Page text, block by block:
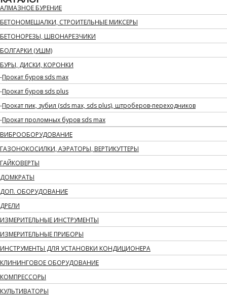
АЛМАЗНОЕ БУРЕНИЕ
БЕТОНОМЕШАЛКИ, СТРОИТЕЛЬНЫЕ МИКСЕРЫ
БЕТОНОРЕЗЫ, ШВОНАРЕЗЧИКИ
БОЛГАРКИ (УШМ)
БУРЫ, ДИСКИ, КОРОНКИ
Прокат буров sds max
Прокат буров sds plus
Прокат пик, зубил (sds max, sds plus), штроберов-переходников
Прокат проломных буров sds max
ВИБРООБОРУДОВАНИЕ
ГАЗОНОКОСИЛКИ, АЭРАТОРЫ, ВЕРТИКУТТЕРЫ
ГАЙКОВЕРТЫ
ДОМКРАТЫ
ДОП. ОБОРУДОВАНИЕ
ДРЕЛИ
ИЗМЕРИТЕЛЬНЫЕ ИНСТРУМЕНТЫ
ИЗМЕРИТЕЛЬНЫЕ ПРИБОРЫ
ИНСТРУМЕНТЫ ДЛЯ УСТАНОВКИ КОНДИЦИОНЕРА
КЛИНИНГОВОЕ ОБОРУДОВАНИЕ
КОМПРЕССОРЫ
КУЛЬТИВАТОРЫ